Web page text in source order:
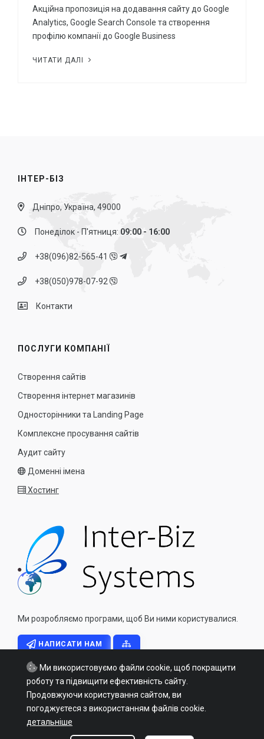
Акційна пропозиція на додавання сайту до Google
Analytics, Google Search Console та створення
профілю компанії до Google Business
ЧИТАТИ ДАЛІ
ІНТЕР-БІЗ
Дніпро, Україна, 49000
Понеділок - П'ятниця: 09:00 - 16:00
+38(096)82-565-41
+38(050)978-07-92
Контакти
ПОСЛУГИ КОМПАНІЇ
Створення сайтів
Створення інтернет магазинів
Односторінники та Landing Page
Комплексне просування сайтів
Аудит сайту
Доменні імена
Хостинг
Ми розробляємо програми, щоб Ви ними користувалися.
НАПИСАТИ НАМ
Copyright © 2026 - All Rights Reserved - inter-biz.info Inter Biz
Systems
Ми використовуємо файли cookie, щоб покращити
роботу та підвищити ефективність сайту.
Продовжуючи користування сайтом, ви
погоджуєтеся з використанням файлів cookie.
детальніше